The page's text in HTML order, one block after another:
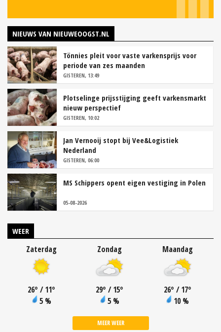
NIEUWS VAN NIEUWEOOGST.NL
Tönnies pleit voor vaste varkensprijs voor
periode van zes maanden
GISTEREN, 13:49
Plotselinge prijsstijging geeft varkensmarkt
nieuw perspectief
GISTEREN, 10:02
Jan Vernooij stopt bij Vee&Logistiek
Nederland
GISTEREN, 06:00
MS Schippers opent eigen vestiging in Polen
05-08-2026
WEER
Zaterdag
26° / 11°
5 %
Zondag
29° / 15°
5 %
Maandag
26° / 17°
10 %
MEER WEER